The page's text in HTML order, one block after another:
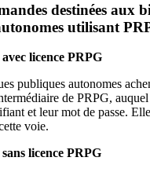
destinées aux
utilisant
licence PRPG
publiques autonomes
de PRPG,
et leur mot de passe.
voie.
licence PRPG